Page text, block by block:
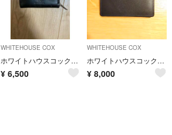
WHITEHOUSE COX
ホワイトハウスコックス コインケース ネイビー ブライドルレザー
¥ 6,500
WHITEHOUSE COX
ホワイトハウスコックス 名刺入れ
¥ 8,000